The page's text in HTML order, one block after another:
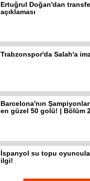
Ertuğrul Doğan'dan
açıklaması
Trabzonspor'da Salah'a
Barcelona'nın
en güzel 50 golü! | Bölüm
İspanyol su topu
ilgi!